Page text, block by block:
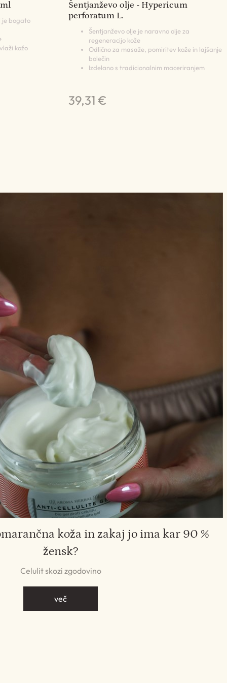
je bogato
kožo
Šentjanževo olje - Hypericum
perforatum L.
Šentjanževo olje je naravno olje za
regeneracijo kože
Odlično za masaže, pomiritev kože in lajšanje
bolečin
Izdelano s tradicionalnim maceriranjem
39,31 €
koža in zakaj jo ima kar 90 %
žensk?
Celulit skozi zgodovino
več